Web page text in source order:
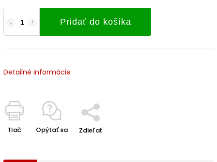
Pridať do košíka
Detailné informácie
Tlač Opýtať sa Zdieľať